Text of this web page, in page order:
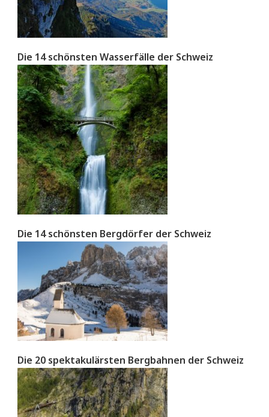
Die 14 schönsten Wasserfälle der Schweiz
Die 14 schönsten Bergdörfer der Schweiz
Die 20 spektakulärsten Bergbahnen der Schweiz